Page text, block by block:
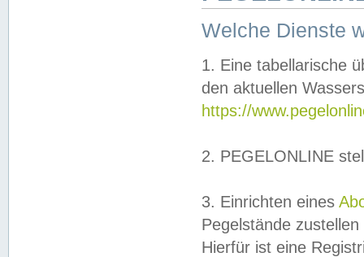
Welche Dienste
1. Eine tabellarische
den aktuellen
https://
2. PEGELONLINE
3. Einrichten eines
Pegelstände
Hierfür ist eine